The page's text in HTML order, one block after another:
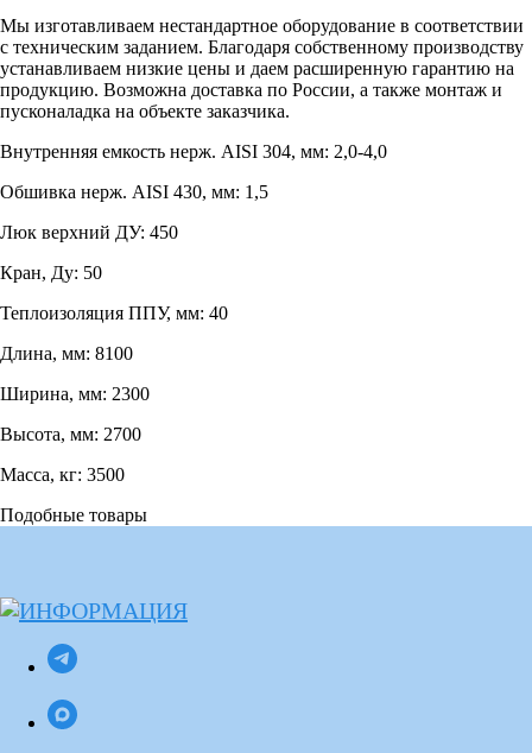
Мы изготавливаем нестандартное оборудование в соответствии
с техническим заданием. Благодаря собственному производству
устанавливаем низкие цены и даем расширенную гарантию на
продукцию. Возможна доставка по России, а также монтаж и
пусконаладка на объекте заказчика.
Внутренняя емкость нерж. AISI 304, мм: 2,0-4,0
Обшивка нерж. AISI 430, мм: 1,5
Люк верхний ДУ: 450
Кран, Ду: 50
Теплоизоляция ППУ, мм: 40
Длина, мм: 8100
Ширина, мм: 2300
Высота, мм: 2700
Масса, кг: 3500
Подобные товары